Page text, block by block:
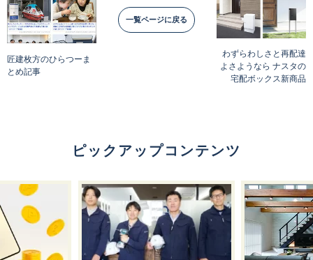
匠建枚方のひらつーま
とめ記事
一覧ページに戻る
わずらわしさと再配達
よさようなら ナスタの
宅配ボックス新商品
ピックアップコンテンツ